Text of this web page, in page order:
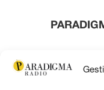
Este obra está